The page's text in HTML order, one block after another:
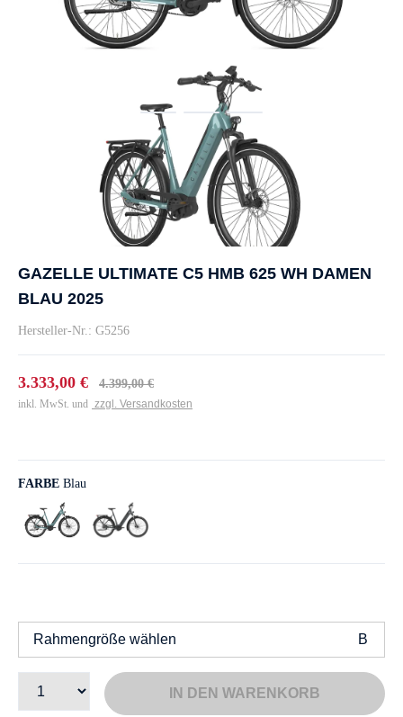
GAZELLE ULTIMATE C5 HMB 625 WH DAMEN
BLAU 2025
Hersteller-Nr.: G5256
3.333,00 € 4.399,00 €
inkl. MwSt. und zzgl. Versandkosten
FARBE Blau
Rahmengröße wählen
IN DEN WARENKORB